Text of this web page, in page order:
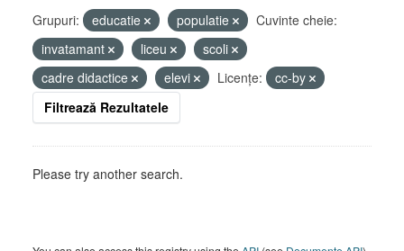
Grupuri: educatie populatie
Cuvinte cheie:
invatamant
liceu
scoli
cadre didactice
elevi Licenţe:
cc-by
Filtrează Rezultatele
Please try another search.